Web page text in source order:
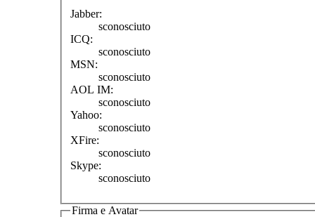
Jabber:
sconosciuto
ICQ:
sconosciuto
MSN:
sconosciuto
AOL IM:
sconosciuto
Yahoo:
sconosciuto
XFire:
sconosciuto
Skype:
sconosciuto
Firma e Avatar